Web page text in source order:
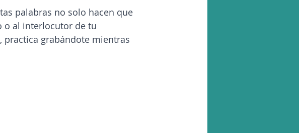
palabras no solo hacen que
o al interlocutor de tu
practica grabándote mientras